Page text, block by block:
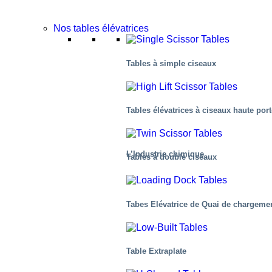
L’Industrie chimique
Nos tables élévatrices
Tables à simple ciseaux
Tables élévatrices à ciseaux haute
Tables à double ciseaux
Tabes Elévatrice de Quai de
Table Extraplate